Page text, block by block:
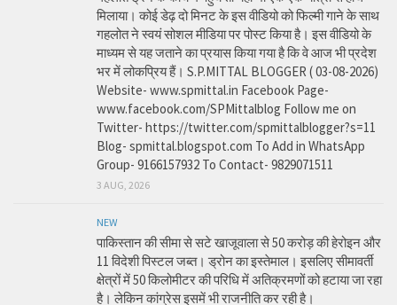
मिलाया। कोई डेढ़ दो मिनट के इस वीडियो को फिल्मी गाने के साथ
गहलोत ने स्वयं सोशल मीडिया पर पोस्ट किया है। इस वीडियो के
माध्यम से यह जताने का प्रयास किया गया है कि वे आज भी प्रदेश
भर में लोकप्रिय हैं। S.P.MITTAL BLOGGER ( 03-08-2026)
Website- www.spmittal.in Facebook Page-
www.facebook.com/SPMittalblog Follow me on
Twitter- https://twitter.com/spmittalblogger?s=11
Blog- spmittal.blogspot.com To Add in WhatsApp
Group- 9166157932 To Contact- 9829071511
3 AUG, 2026
NEW
पाकिस्तान की सीमा से सटे खाजूवाला से 50 करोड़ की हेरोइन और
11 विदेशी पिस्टल जब्त। ड्रोन का इस्तेमाल। इसलिए सीमावर्ती
क्षेत्रों में 50 किलोमीटर की परिधि में अतिक्रमणों को हटाया जा रहा
है। लेकिन कांग्रेस इसमें भी राजनीति कर रही है।